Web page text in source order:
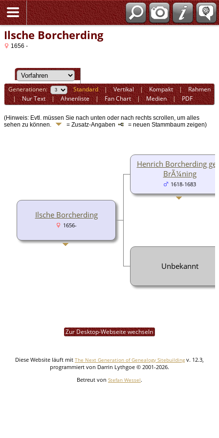
Ilsche Borcherding
1656 -
Generationen: Standard|Vertikal|Kompakt| Rahmen
|Nur Text|Ahnenliste|Fan Chart|Medien|PDF
(Hinweis: Evtl. müssen Sie nach unten oder nach rechts scrollen, um alles
sehen zu können.
= Zusatz-Angaben = neuen Stammbaum zeigen)
Ilsche Borcherding
1656-
Henrich Borcherding
BrÃ¼ning
1618-1683
Unbekannt
Zur Desktop-Webseite wechseln
Diese Website läuft mit The Next Generation of Genealogy Sitebuilding v. 12.3,
programmiert von Darrin Lythgoe © 2001-2026.
Betreut von Stefan Wessel.